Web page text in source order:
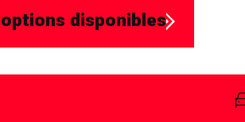
disponibles